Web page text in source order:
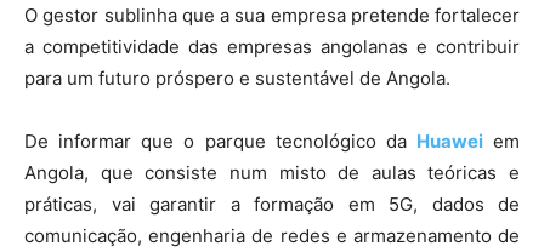
O gestor sublinha que a sua empresa pretende fortalecer
a competitividade das empresas angolanas e contribuir
para um futuro próspero e sustentável de Angola.
De informar que o parque tecnológico da Huaweiem
Angola, que consiste num misto de aulas teóricas e
práticas, vai garantir a formação em 5G, dados de
comunicação, engenharia de redes e armazenamento de